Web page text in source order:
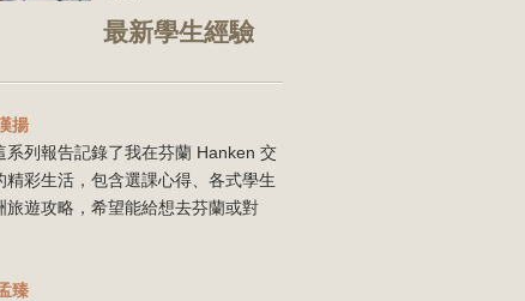
最新學生經驗
揚
系列報告記錄了我在芬蘭 Hanken 交
精彩生活，包含選課心得、各式學生
旅遊攻略，希望能給想去芬蘭或對
臻